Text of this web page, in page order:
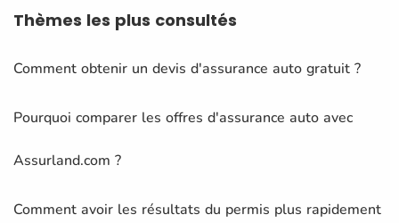
Thèmes les plus consultés
Comment obtenir un devis d'assurance auto gratuit ?
Pourquoi comparer les offres d'assurance auto avec
Assurland.com ?
Comment avoir les résultats du permis plus rapidement